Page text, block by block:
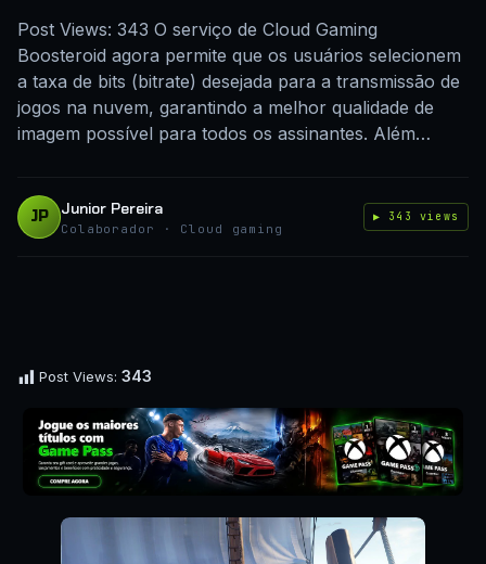
Post Views: 343 O serviço de Cloud Gaming
Boosteroid agora permite que os usuários selecionem
a taxa de bits (bitrate) desejada para a transmissão de
jogos na nuvem, garantindo a melhor qualidade de
imagem possível para todos os assinantes. Além…
JP Junior Pereira
Colaborador · Cloud gaming
▶ 343 views
Post Views: 343